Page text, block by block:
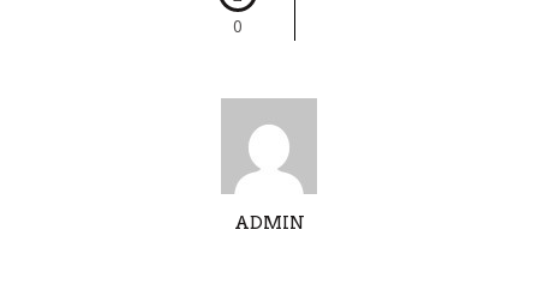
0
ADMIN